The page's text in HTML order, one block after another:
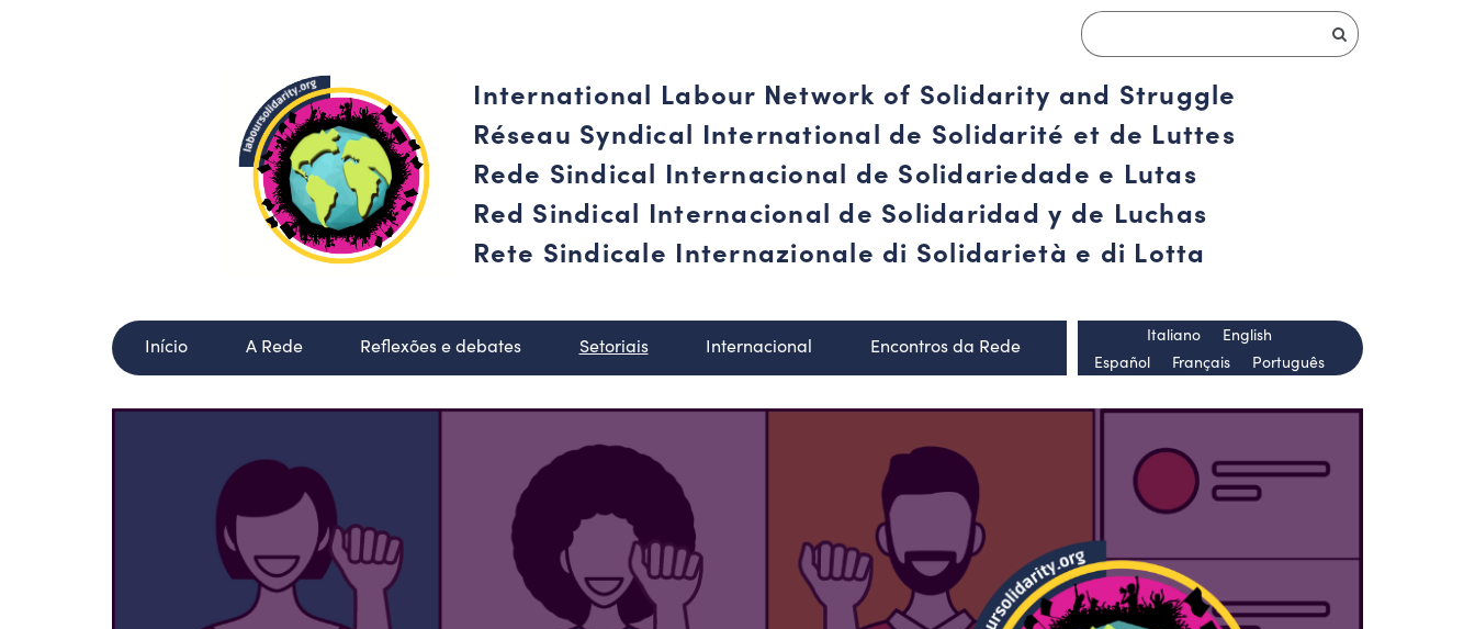
International Labour Network of Solidarity and Struggle
Réseau Syndical International de Solidarité et de Luttes
Rede Sindical Internacional de Solidariedade e Lutas
Red Sindical Internacional de Solidaridad y de Luchas
Rete Sindicale Internazionale di Solidarietà e di Lotta
Início A Rede Reflexões e debates Setoriais Internacional Encontros da Rede
Español Français Português
Italiano English